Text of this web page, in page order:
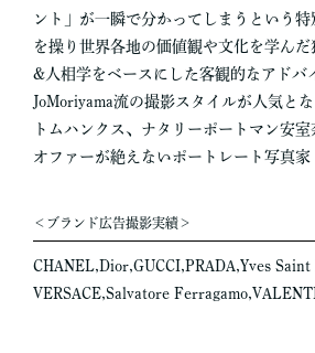
ント」が一瞬で分かってしまうという
を操り世界各地の価値観や文化を学ん
&人相学をベースにした客観的なアドバ
JoMoriyama流の撮影スタイルが人気と
トムハンクス、ナタリーポートマン安
オファーが絶えないポートレート写真家
＜ブランド広告撮影実績＞
CHANEL,Dior,GUCCI,PRADA,Yves
VERSACE,Salvatore